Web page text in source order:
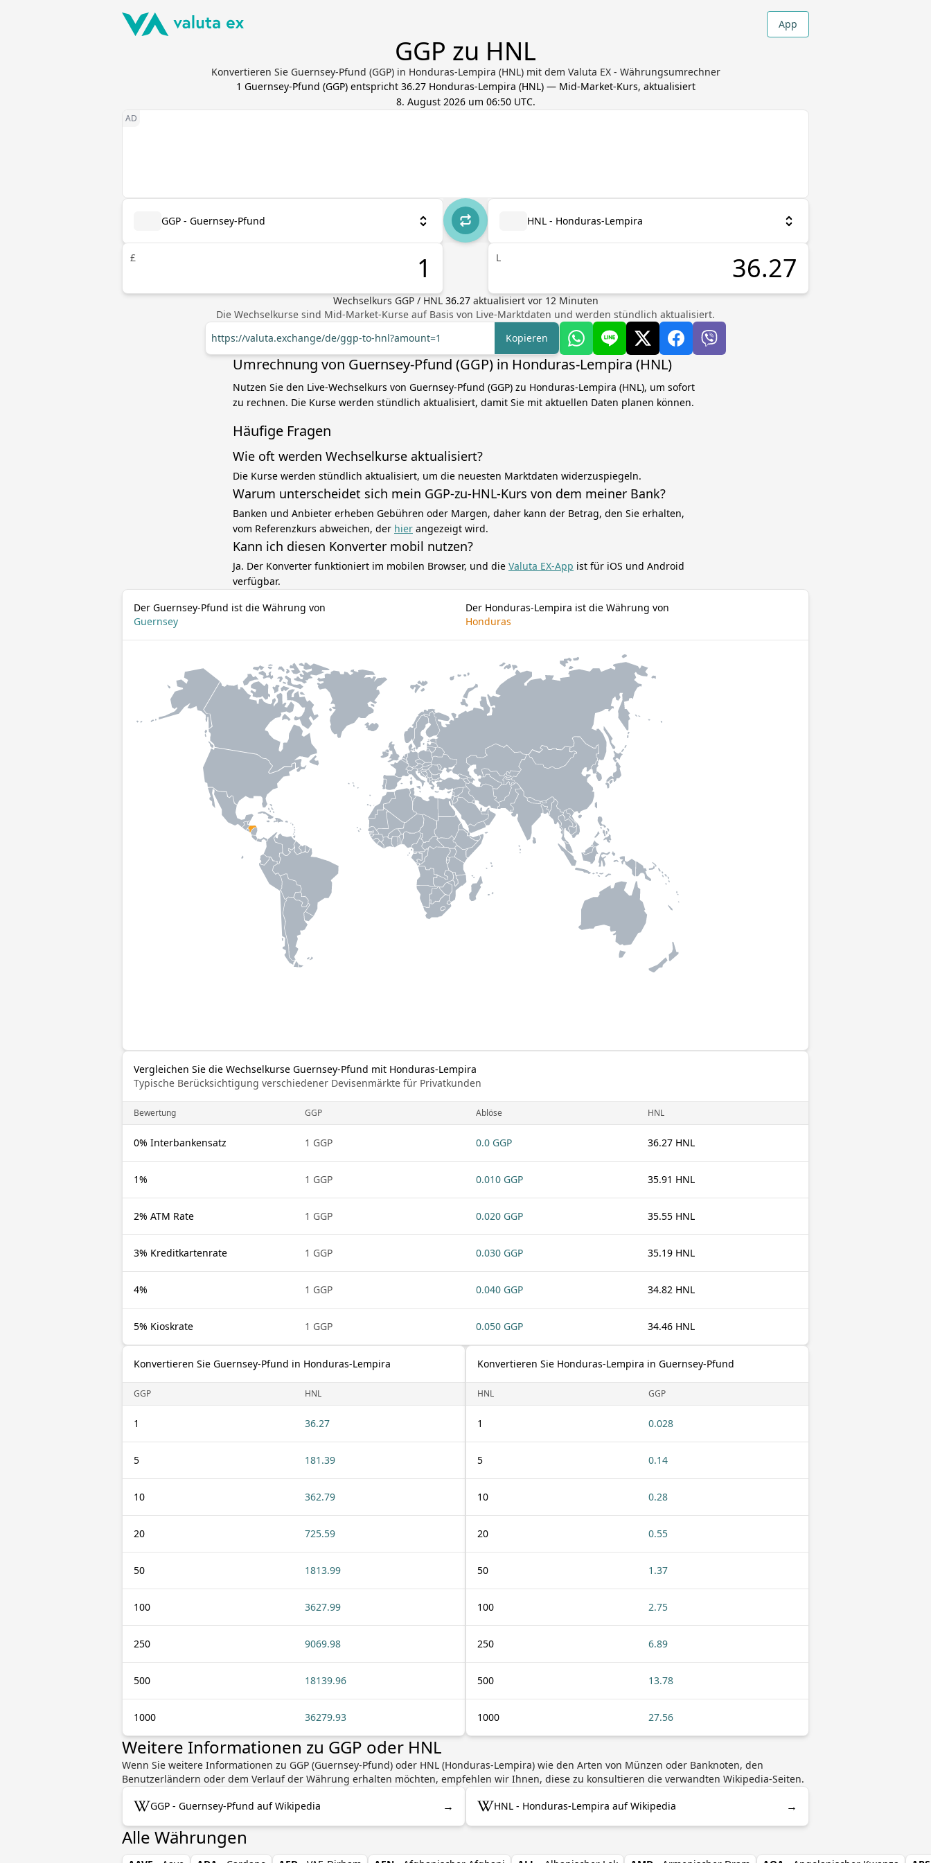
App
GGP zu HNL
Konvertieren Sie Guernsey-Pfund (GGP) in Honduras-Lempira (HNL) mit dem Valuta EX - Währungsumrechner
1 Guernsey-Pfund (GGP) entspricht 36.27 Honduras-Lempira (HNL) — Mid-Market-Kurs, aktualisiert
8. August 2026 um 06:50 UTC.
GGP - Guernsey-Pfund
£
HNL - Honduras-Lempira
L
Wechselkurs GGP/ HNL 36.27 aktualisiert vor 12Minuten
Die Wechselkurse sind Mid-Market-Kurse auf Basis von Live-Marktdaten und werden stündlich aktualisiert.
https://valuta.exchange/de/ggp-to-hnl?amount=1
Kopieren
Umrechnung von Guernsey-Pfund (GGP) in Honduras-Lempira (HNL)
Nutzen Sie den Live-Wechselkurs von Guernsey-Pfund (GGP) zu Honduras-Lempira (HNL), um sofort
zu rechnen. Die Kurse werden stündlich aktualisiert, damit Sie mit aktuellen Daten planen können.
Häufige Fragen
Wie oft werden Wechselkurse aktualisiert?
Die Kurse werden stündlich aktualisiert, um die neuesten Marktdaten widerzuspiegeln.
Warum unterscheidet sich mein GGP-zu-HNL-Kurs von dem meiner Bank?
Banken und Anbieter erheben Gebühren oder Margen, daher kann der Betrag, den Sie erhalten,
vom Referenzkurs abweichen, der hier angezeigt wird.
Kann ich diesen Konverter mobil nutzen?
Ja. Der Konverter funktioniert im mobilen Browser, und die Valuta EX-App ist für iOS und Android
verfügbar.
Der Guernsey-Pfund ist die Währung von
Guernsey
Der Honduras-Lempira ist die Währung von
Honduras
Vergleichen Sie die Wechselkurse Guernsey-Pfund mit Honduras-Lempira
Typische Berücksichtigung verschiedener Devisenmärkte für Privatkunden
Bewertung GGP Ablöse HNL
0% Interbankensatz 1 GGP 0.0 GGP 36.27 HNL
1% 1 GGP 0.010 GGP 35.91 HNL
2% ATM Rate 1 GGP 0.020 GGP 35.55 HNL
3% Kreditkartenrate 1 GGP 0.030 GGP 35.19 HNL
4% 1 GGP 0.040 GGP 34.82 HNL
5% Kioskrate 1 GGP 0.050 GGP 34.46 HNL
Konvertieren Sie Guernsey-Pfund in Honduras-Lempira
GGP HNL
1 36.27
5 181.39
10 362.79
20 725.59
50 1813.99
100 3627.99
250 9069.98
500 18139.96
1000 36279.93
Konvertieren Sie Honduras-Lempira in Guernsey-Pfund
HNL GGP
1 0.028
5 0.14
10 0.28
20 0.55
50 1.37
100 2.75
250 6.89
500 13.78
1000 27.56
Weitere Informationen zu GGP oder HNL
Wenn Sie weitere Informationen zu GGP (Guernsey-Pfund) oder HNL (Honduras-Lempira) wie den Arten von Münzen oder Banknoten, den
Benutzerländern oder dem Verlauf der Währung erhalten möchten, empfehlen wir Ihnen, diese zu konsultieren die verwandten Wikipedia-Seiten.
GGP - Guernsey-Pfund auf Wikipedia → HNL - Honduras-Lempira auf Wikipedia →
Alle Währungen